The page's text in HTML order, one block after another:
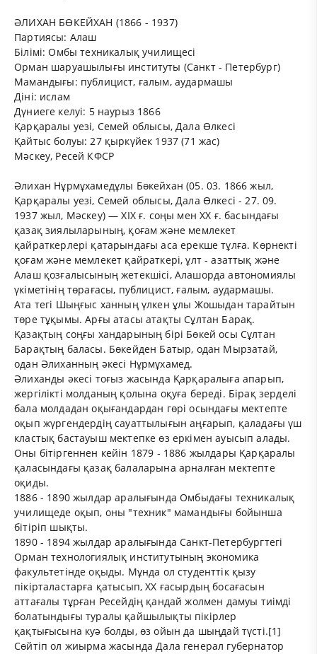
ӘЛИХАН БӨКЕЙХАН (1866 - 1937)
Партиясы: Алаш
Білімі: Омбы техникалық училищесі
Орман шаруашылығы институты (Санкт - Петербург)
Мамандығы: публицист, ғалым, аудармашы
Діні: ислам
Дүниеге келуі: 5 наурыз 1866
Қарқаралы уезі, Семей облысы, Дала Өлкесі
Қайтыс болуы: 27 қыркүйек 1937 (71 жас)
Мәскеу, Ресей КФСР
Әлихан Нұрмұхамедұлы Бөкейхан (05. 03. 1866 жыл,
Қарқаралы уезі, Семей облысы, Дала Өлкесі - 27. 09.
1937 жыл, Мәскеу) — XIX ғ. соңы мен XX ғ. басындағы
қазақ зиялыларының, қоғам және мемлекет
қайраткерлері қатарындағы аса ерекше тұлға. Көрнекті
қоғам және мемлекет қайраткері, ұлт - азаттық және
Алаш қозғалысының жетекшісі, Алашорда автономиялы
үкіметінің төрағасы, публицист, ғалым, аудармашы.
Ата тегі Шыңғыс ханның үлкен ұлы Жошыдан тарайтын
төре тұқымы. Арғы атасы атақты Сұлтан Барақ.
Қазақтың соңғы хандарының бірі Бөкей осы Сұлтан
Барақтың баласы. Бөкейден Батыр, одан Мырзатай,
одан Әлиханның әкесі Нұрмұхамед.
Әлиханды әкесі тоғыз жасында Қарқаралыға апарып,
жергілікті молданың қолына оқуға береді. Бірақ зерделі
бала молдадан оқығандардан гөрі осындағы мектепте
оқып жүргендердің сауаттылығын аңғарып, қаладағы үш
кластық бастауыш мектепке өз еркімен ауысып алады.
Оны бітіргеннен кейін 1879 - 1886 жылдары Қарқаралы
қаласындағы қазақ балаларына арналған мектепте
оқиды.
1886 - 1890 жылдар аралығында Омбыдағы техникалық
училищеде оқып, оны "техник" мамандығы бойынша
бітіріп шықты.
1890 - 1894 жылдар аралығында Санкт-Петербургтегі
Орман технологиялық институтының экономика
факультетінде оқыды. Мұнда ол студенттік қызу
пікірталастарға қатысып, XX ғасырдың босағасын
аттағалы тұрған Ресейдің қандай жолмен дамуы тиімді
болатындығы туралы қайшылықты пікірлер
қақтығысына куә болды, өз ойын да шыңдай түсті.[1]
Сөйтіп ол жиырма жасында Дала генерал губернатор